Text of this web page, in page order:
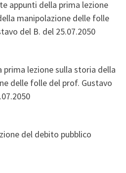
appunti della prima lezione
manipolazione delle folle
del B. del 25.07.2050
prima lezione sulla storia della
delle folle del prof. Gustavo
del debito pubblico